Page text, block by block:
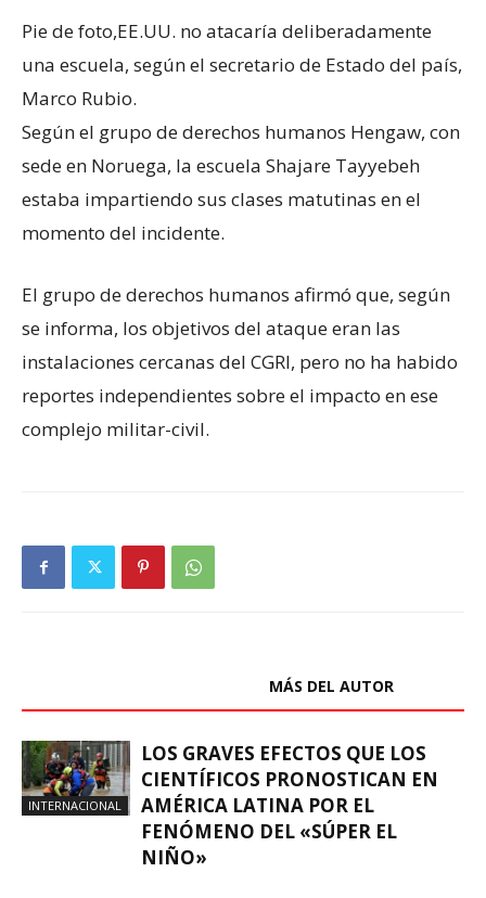
Pie de foto,EE.UU. no atacaría deliberadamente
una escuela, según el secretario de Estado del país,
Marco Rubio.
Según el grupo de derechos humanos Hengaw, con
sede en Noruega, la escuela Shajare Tayyebeh
estaba impartiendo sus clases matutinas en el
momento del incidente.
El grupo de derechos humanos afirmó que, según
se informa, los objetivos del ataque eran las
instalaciones cercanas del CGRI, pero no ha habido
reportes independientes sobre el impacto en ese
complejo militar-civil.
MÁS DEL AUTOR
INTERNACIONAL
LOS GRAVES EFECTOS QUE LOS
CIENTÍFICOS PRONOSTICAN EN
AMÉRICA LATINA POR EL
FENÓMENO DEL «SÚPER EL
NIÑO»